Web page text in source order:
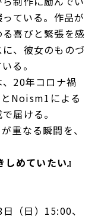
ている。作品が
喜びと緊張を感
、彼女のものづ
る。
20年コロナ禍
Noism1による
届ける。
重なる瞬間を、
しめていたい』
（日）15:00、